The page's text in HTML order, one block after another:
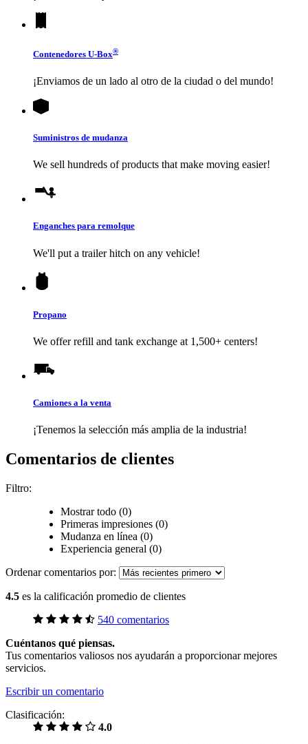
Contenedores U-Box®
¡Enviamos de un lado al otro de la ciudad o del mundo!
Suministros de mudanza
We sell hundreds of products that make moving easier!
Enganches para remolque
We'll put a trailer hitch on any vehicle!
Propano
We offer refill and tank exchange at 1,500+ centers!
Camiones a la venta
¡Tenemos la selección más amplia de la industria!
Comentarios de clientes
Filtro:
Mostrar todo (0)
Primeras impresiones (0)
Mudanza en línea (0)
Experiencia general (0)
Ordenar comentarios por:
4.5 es la calificación promedio de clientes
540 comentarios
Cuéntanos qué piensas.
Tus comentarios valiosos nos ayudarán a proporcionar mejores
servicios.
Escribir un comentario
Clasificación:
4.0